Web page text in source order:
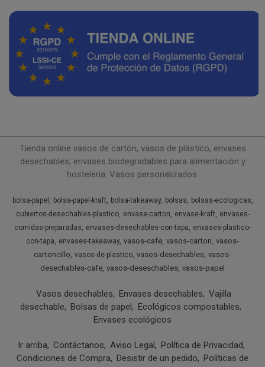
Tienda online vasos de cartón, vasos de plástico, envases
desechables, envases biodegradables para alimentación y
hostelería. Vasos personalizados.
bolsa-papel bolsa-papel-kraft bolsa-takeaway bolsas
bolsas-ecologicas
cubiertos-desechables-plastico
envase-carton envase-kraft
envases-
comidas-preparadas
envases-desechables-con-tapa
envases-plastico-
con-tapa
envases-takeaway vasos-cafe vasos-carton vasos-
cartoncillo vasos-de-plastico vasos-desechables vasos-
desechables-cafe vasos-deseschables vasos-papel
Vasos desechables Envases desechables
Vajilla
desechable
Bolsas de papel
Ecológicos compostables
Envases ecológicos
Ir arriba Contáctanos Aviso Legal
Política de Privacidad
Condiciones de Compra
Desistir de un pedido
Políticas de